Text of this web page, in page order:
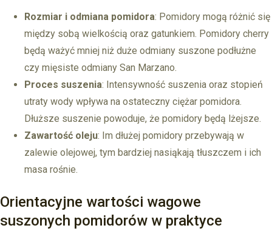
Rozmiar i odmiana pomidora: Pomidory mogą różnić się
między sobą wielkością oraz gatunkiem. Pomidory cherry
będą ważyć mniej niż duże odmiany suszone podłużne
czy mięsiste odmiany San Marzano.
Proces suszenia: Intensywność suszenia oraz stopień
utraty wody wpływa na ostateczny ciężar pomidora.
Dłuższe suszenie powoduje, że pomidory będą lżejsze.
Zawartość oleju: Im dłużej pomidory przebywają w
zalewie olejowej, tym bardziej nasiąkają tłuszczem i ich
masa rośnie.
Orientacyjne wartości wagowe
suszonych pomidorów w praktyce